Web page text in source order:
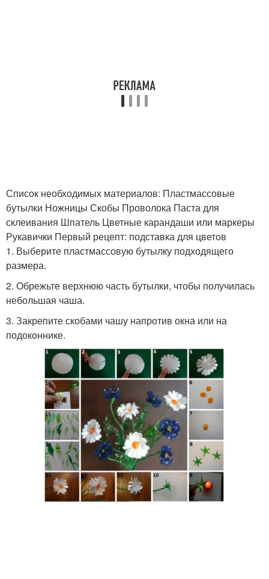
Список необходимых материалов: Пластмассовые
бутылки Ножницы Скобы Проволока Паста для
склеивания Шпатель Цветные карандаши или маркеры
Рукавички Первый рецепт: подставка для цветов
1. Выберите пластмассовую бутылку подходящего
размера.
2. Обрежьте верхнюю часть бутылки, чтобы получилась
небольшая чаша.
3. Закрепите скобами чашу напротив окна или на
подоконнике.